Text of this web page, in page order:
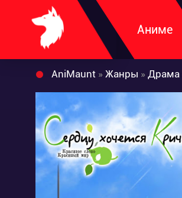
Аниме
AniMaunt » Жанры » Драма